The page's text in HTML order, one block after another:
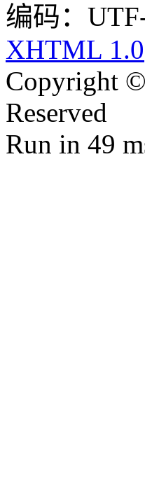
编码：
XHTML 1.0
Copyright
Reserved
Run in 49